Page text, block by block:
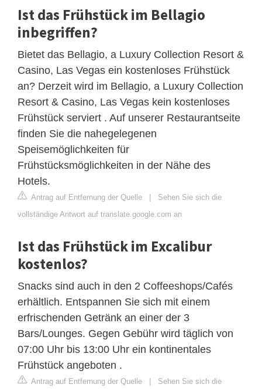
Ist das Frühstück im Bellagio
inbegriffen?
Bietet das Bellagio, a Luxury Collection Resort &
Casino, Las Vegas ein kostenloses Frühstück
an? Derzeit wird im Bellagio, a Luxury Collection
Resort & Casino, Las Vegas kein kostenloses
Frühstück serviert . Auf unserer Restaurantseite
finden Sie die nahegelegenen
Speisemöglichkeiten für
Frühstücksmöglichkeiten in der Nähe des
Hotels.
Antrag auf Entfernung der Quelle | Sehen Sie sich die
vollständige Antwort auf translate.google.com an
Ist das Frühstück im Excalibur
kostenlos?
Snacks sind auch in den 2 Coffeeshops/Cafés
erhältlich. Entspannen Sie sich mit einem
erfrischenden Getränk an einer der 3
Bars/Lounges. Gegen Gebühr wird täglich von
07:00 Uhr bis 13:00 Uhr ein kontinentales
Frühstück angeboten .
Antrag auf Entfernung der Quelle | Sehen Sie sich die